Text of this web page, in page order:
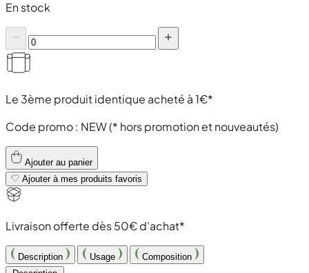
En stock
Le 3ème produit identique acheté à 1€*
Code promo : NEW(* hors promotion et nouveautés)
Ajouter au panier
Ajouter à mes produits favoris
Livraison offerte dès 50€ d'achat*
Description Usage
Composition